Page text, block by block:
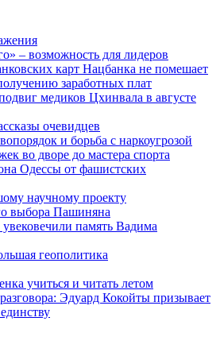
– возможность для лидеров
карт Нацбанка не помешает
заработных плат
медиков Цхинвала в августе
очевидцев
и борьба с наркоугрозой
во дворе до мастера спорта
Одессы от фашистских
научному проекту
выбора Пашиняна
память Вадима
геополитика
учиться и читать летом
Эдуард Кокойты призывает